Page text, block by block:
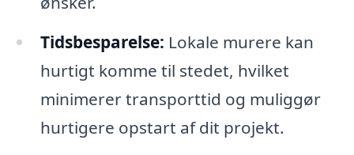
Tidsbesparelse: Lokale murere kan
hurtigt komme til stedet, hvilket
minimerer transporttid og muliggør
hurtigere opstart af dit projekt.